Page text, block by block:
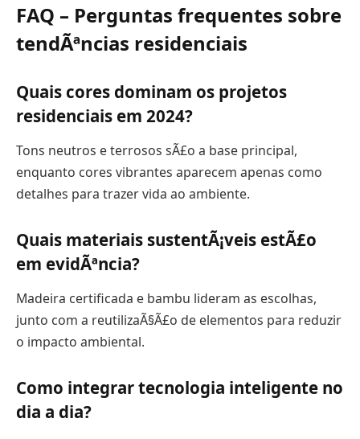
FAQ – Perguntas frequentes sobre
tendÃªncias residenciais
Quais cores dominam os projetos
residenciais em 2024?
Tons neutros e terrosos sÃ£o a base principal,
enquanto cores vibrantes aparecem apenas como
detalhes para trazer vida ao ambiente.
Quais materiais sustentÃ¡veis estÃ£o
em evidÃªncia?
Madeira certificada e bambu lideram as escolhas,
junto com a reutilizaÃ§Ã£o de elementos para reduzir
o impacto ambiental.
Como integrar tecnologia inteligente no
dia a dia?